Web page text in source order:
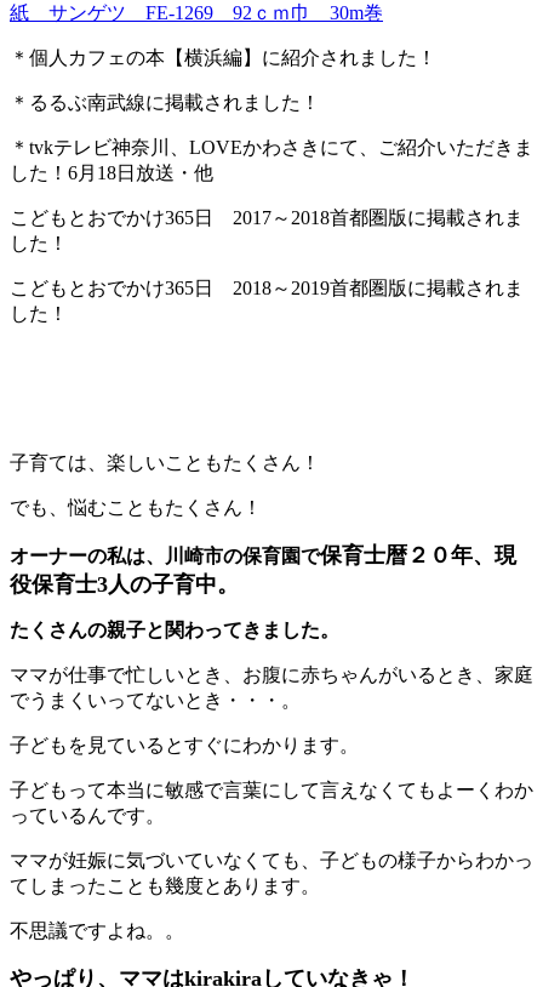
紙 サンゲツ FE-1269 92ｃｍ巾 30m巻
＊個人カフェの本【横浜編】に紹介されました！
＊るるぶ南武線に掲載されました！
＊tvkテレビ神奈川、LOVEかわさきにて、ご紹介いただきま
した！6月18日放送・他
こどもとおでかけ365日 2017～2018首都圏版に掲載されま
した！
こどもとおでかけ365日 2018～2019首都圏版に掲載されま
した！
子育ては、楽しいこともたくさん！
でも、悩むこともたくさん！
オーナーの私は、川崎市の保育園で保育士暦２０年、現
役保育士3人の子育中。
たくさんの親子と関わってきました。
ママが仕事で忙しいとき、お腹に赤ちゃんがいるとき、家庭
でうまくいってないとき・・・。
子どもを見ているとすぐにわかります。
子どもって本当に敏感で言葉にして言えなくてもよーくわか
っているんです。
ママが妊娠に気づいていなくても、子どもの様子からわかっ
てしまったことも幾度とあります。
不思議ですよね。。
やっぱり、ママはkirakiraしていなきゃ！